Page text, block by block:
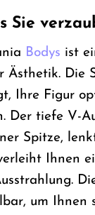
Sie
Bodys ist
Ästhetik. Die
Ihre Figur
Der tiefe V-
Spitze,
Ihnen
um Ihnen